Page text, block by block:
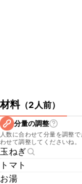
材料（2人前）
分量の調整
人数に合わせて分量を調整
わせて調整してくださいね。
玉ねぎ
トマト
お湯